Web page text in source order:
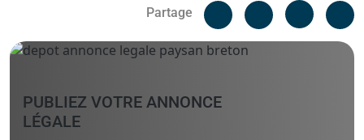
Partage
Facebook
Linked
PUBLIEZ VOTRE ANNONCE
LÉGALE